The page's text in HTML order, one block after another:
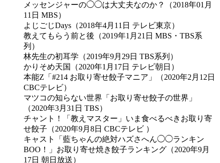
メッセンジャーの◯◯は大丈夫なのか？（2018年01月
11日 MBS）
よじごじDays（2018年4月11日 テレビ東京）
教えてもらう前と後（2019年1月21日 MBS・TBS系
列）
林先生の初耳学（2019年9月29日 TBS系列）
かりそめ天国（2020年1月17日 テレビ朝日）
本能Z「#214 お取り寄せ餃子マニア」（2020年2月12日
CBCテレビ）
マツコの知らない世界「お取り寄せ餃子の世界」
（2020年3月31日 TBS）
チャント！「教えマスター」いま食べるべきお取り寄
せ餃子（2020年9月8日 CBCテレビ ）
キャスト「藍ちゃんの絶対ハズさへん◯◯ランキン
BOO！」お取り寄せ焼き餃子ランキング（2020年9月
17日 朝日放送）